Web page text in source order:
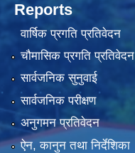
Reports
वार्षिक प्रगति प्रतिवेदन
चौमासिक प्रगति प्रतिवेदन
सार्वजनिक सुनुवाई
सार्वजनिक परीक्षण
अनुगमन प्रतिवेदन
ऐन, कानुन तथा निर्देशिका